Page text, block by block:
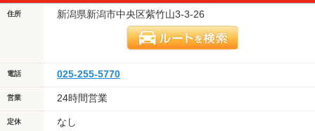
住所 新潟県新潟市中央区紫竹山3-3-26
電話 025-255-5770
営業 24時間営業
定休 なし